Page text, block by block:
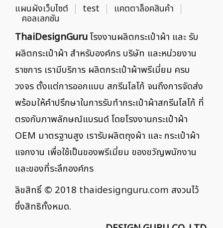
แผนผังเว็บไซต์ test แคตตาล็อคสินค้า
คอลเลกชัน
ThaiDesignGuruโรงงานผลิตกระเป๋าผ้า และ รับ
ผลิตกระเป๋าผ้า สำหรับองค์กร บริษัท และหน่วยงาน
ราชการ เรามีบริการ ผลิตกระเป๋าผ้าพรีเมี่ยม ครบ
วงจร ตั้งแต่การออกแบบ สกรีนโลโก้ จนถึงการจัดส่ง
พร้อมให้คำปรึกษาในการรับทำกระเป๋าผ้าสกรีนโลโก้ ที่
ตรงกับภาพลักษณ์แบรนด์ โดยโรงงานกระเป๋าผ้า
OEM มาตรฐานสูง เรารับผลิตถุงผ้า และ กระเป๋าผ้า
แจกงาน เพื่อใช้เป็นของพรีเมี่ยม ของขวัญพนักงาน
และของที่ระลึกองค์กร
ลิขสิทธิ์ © 2018 thaidesignguru.com สงวนไว้
ซึ่งสิทธิทั้งหมด.